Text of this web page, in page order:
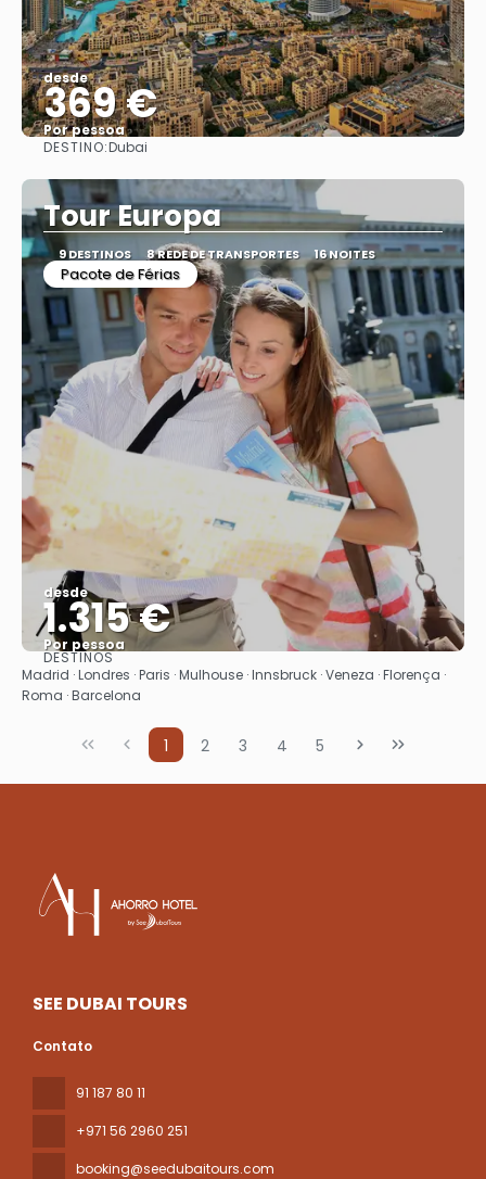
desde
369 €
Por pessoa
DESTINO:Dubai
Tour Europa
9 DESTINOS 8 REDE DE TRANSPORTES 16 NOITES
Pacote de Férias
desde
1.315 €
Por pessoa
Vejo
DESTINOS
Madrid · Londres · Paris · Mulhouse · Innsbruck · Veneza · Florença ·
Roma · Barcelona
1 2 3 4 5
SEE DUBAI TOURS
Contato
91 187 80 11
+971 56 2960 251
booking@seedubaitours.com